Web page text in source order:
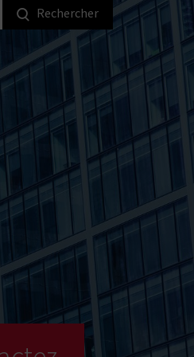
Rechercher